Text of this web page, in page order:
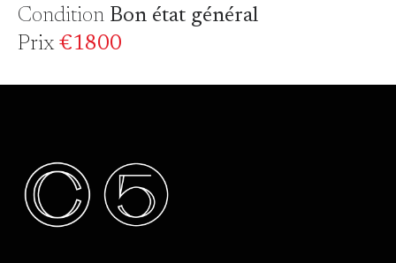
Condition Bon état général
Prix€1800